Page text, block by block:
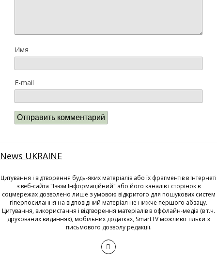
Имя
E-mail
News UKRAINE
Цитування і відтворення будь-яких матеріалів або їх фрагментів в Інтернеті
з веб-сайта "Ізюм Інформаційний" або його каналів і сторінок в
соцмережах дозволено лише з умовою відкритого для пошукових систем
гіперпосилання на відповідний матеріал не нижче першого абзацу.
Цитування, використання і відтворення матеріалів в оффлайн-медіа (в т.ч.
друкованих виданнях), мобільних додатках, SmartTV можливо тільки з
письмового дозволу редакції.